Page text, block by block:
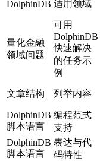
DolphinDB 适用领域
量化金融
领域问题
可用
DolphinDB
快速解决
的任务示
例
文章结构 列举内容
DolphinDB
脚本语言
编程范式
支持
DolphinDB
脚本语言
表达与代
码特性